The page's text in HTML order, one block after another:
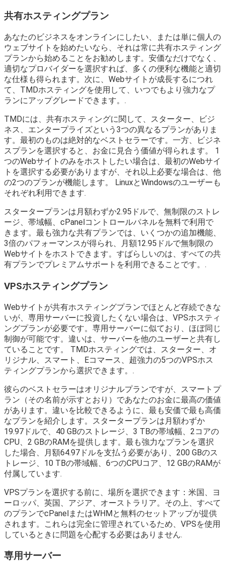
共有ホスティングプラン
あなたのビジネスをオンラインにしたい、または単に個人の
ウェブサイトを始めたいなら、それは常に共有ホスティング
プランから始めることをお勧めします。安価なだけでなく、
適切なプロバイダーを選択すれば、多くの便利な機能と適切
な仕様も得られます。次に、Webサイトが成長するにつれ
て、TMDホスティングを使用して、いつでもより強力なプ
ランにアップグレードできます。.
TMDには、共有ホスティングに関して、スターター、ビジ
ネス、エンタープライズという3つの異なるプランがありま
す。最初のものは絶対的なベストセラーです。一方、ビジネ
スプランを選択すると、お金に見合う価値が得られます。 1
つのWebサイトのみをホストしたい場合は、最初のWebサイ
トを選択する必要がありますが、それ以上必要な場合は、他
の2つのプランが機能します。 LinuxとWindowsのユーザーも
それぞれ利用できます.
スタータープランは月額わずか2.95ドルで、無制限のストレ
ージ、帯域幅、cPanelコントロールパネルを無料で利用で
きます。最も強力な共有プランでは、いくつかの追加機能、
3倍のパフォーマンスが得られ、月額12.95ドルで無制限の
Webサイトをホストできます。すばらしいのは、すべての共
有プランでプレミアムサポートを利用できることです。.
VPSホスティングプラン
Webサイトが共有ホスティングプランでほとんど存続できな
いが、専用サーバーに投資したくない場合は、VPSホスティ
ングプランが必要です。専用サーバーに似ており、ほぼ同じ
制御が可能です。違いは、サーバーを他のユーザーと共有し
ていることです。 TMDホスティングでは、スターター、オ
リジナル、スマート、Eコマース、超強力の5つのVPSホス
ティングプランから選択できます。.
彼らのベストセラーはオリジナルプランですが、スマートプ
ラン（その名前が示すとおり）であなたのお金に最高の価値
があります。違いを比較できるように、最も安価で最も高価
なプランを紹介します。スタータープランは月額わずか
19.97ドルで、40 GBのストレージ、3 TBの帯域幅、2コアの
CPU、2 GBのRAMを提供します。最も強力なプランを選択
した場合、月額64.97ドルを支払う必要があり、200 GBのス
トレージ、10 TBの帯域幅、6つのCPUコア、12 GBのRAMが
付属しています.
VPSプランを選択する前に、場所を選択できます：米国、ヨ
ーロッパ、英国、アジア、オーストラリア。その上、すべて
のプランでcPanelまたはWHMと無料のセットアップが提供
されます。これらは完全に管理されているため、VPSを使用
しているときに問題を心配する必要はありません.
専用サーバー